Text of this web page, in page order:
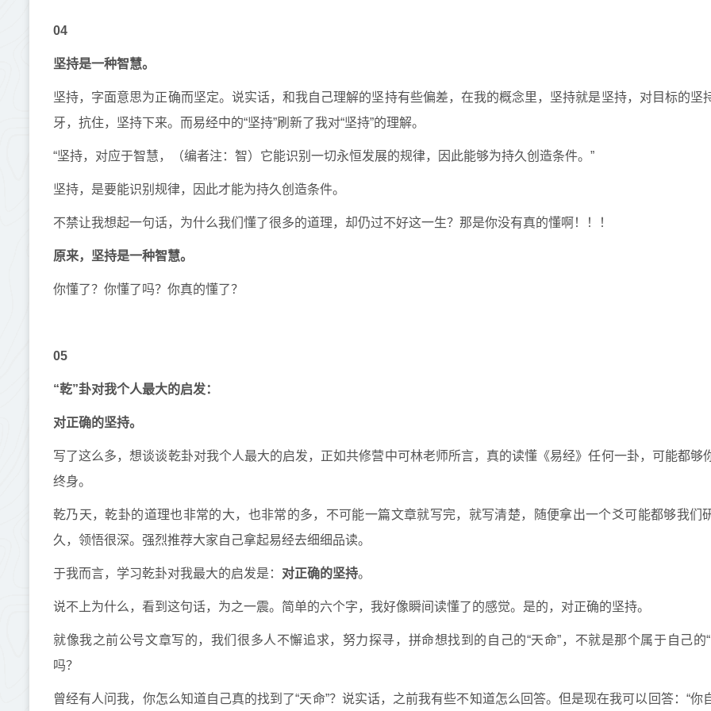
04
坚持是一种智慧。
坚持，字面意思为正确而坚定。说实话，和我自己理解的坚持有些偏差，在我的概念里，坚持就是坚持，对目标的坚
牙，抗住，坚持下来。而易经中的“坚持”刷新了我对“坚持”的理解。
“坚持，对应于智慧，（编者注：智）它能识别一切永恒发展的规律，因此能够为持久创造条件。”
坚持，是要能识别规律，因此才能为持久创造条件。
不禁让我想起一句话，为什么我们懂了很多的道理，却仍过不好这一生？那是你没有真的懂啊！！！
原来，坚持是一种智慧。
你懂了？你懂了吗？你真的懂了？
05
“乾”卦对我个人最大的启发：
对正确的坚持。
写了这么多，想谈谈乾卦对我个人最大的启发，正如共修营中可林老师所言，真的读懂《易经》任何一卦，可能都够
终身。
乾乃天，乾卦的道理也非常的大，也非常的多，不可能一篇文章就写完，就写清楚，随便拿出一个爻可能都够我们
久，领悟很深。强烈推荐大家自己拿起易经去细细品读。
于我而言，学习乾卦对我最大的启发是： 对正确的坚持。
说不上为什么，看到这句话，为之一震。简单的六个字，我好像瞬间读懂了的感觉。是的，对正确的坚持。
就像我之前公号文章写的，我们很多人不懈追求，努力探寻，拼命想找到的自己的“天命”，不就是那个属于自己的“
吗？
曾经有人问我，你怎么知道自己真的找到了“天命”？说实话，之前我有些不知道怎么回答。但是现在我可以回答：“你